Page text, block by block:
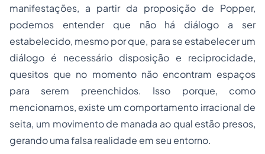
manifestações, a partir da proposição de Popper,
podemos entender que não há diálogo a ser
estabelecido, mesmo por que, para se estabelecer um
diálogo é necessário disposição e reciprocidade,
quesitos que no momento não encontram espaços
para serem preenchidos. Isso porque, como
mencionamos, existe um comportamento irracional de
seita, um movimento de manada ao qual estão presos,
gerando uma falsa realidade em seu entorno.